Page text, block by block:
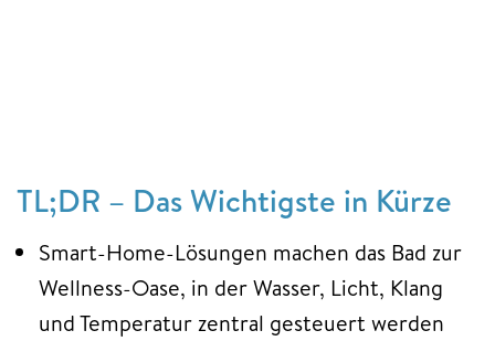
TL;DR – Das Wichtigste in Kürze
Smart-Home-Lösungen machen das Bad zur
Wellness-Oase, in der Wasser, Licht, Klang
und Temperatur zentral gesteuert werden